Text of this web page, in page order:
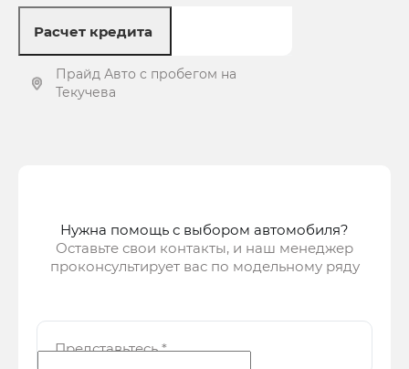
Расчет кредита
Прайд Авто с пробегом на
Текучева
Нужна помощь с выбором автомобиля?
Оставьте свои контакты, и наш менеджер
проконсультирует вас по модельному ряду
Представьтесь*